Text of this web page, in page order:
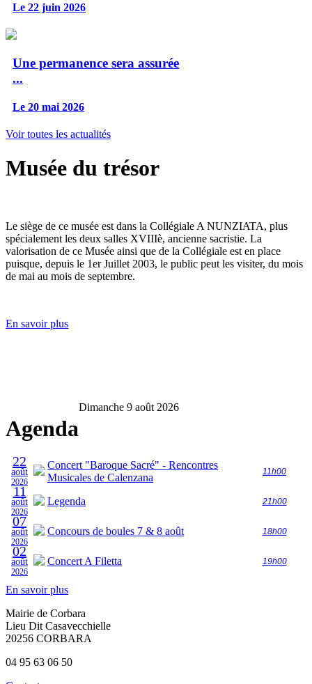
Le 22 juin 2026
Une permanence sera assurée
...
Le 20 mai 2026
Voir toutes les actualités
Musée du trésor
Le siège de ce musée est dans la Collégiale A NUNZIATA, plus
spécialement les deux salles XVIIIè, ancienne sacristie. La
valorisation de ce Musée ainsi que de la Collégiale est en place
puisque, depuis le 1er Juillet 2003, le public peut les visiter, du mois
de mai au mois de septembre.
En savoir plus
Agenda
Dimanche 9 août 2026
22
août
2026
Concert "Baroque Sacré" - Rencontres
Musicales de Calenzana
11h00
11
août
2026
Legenda 21h00
07
août
2026
Concours de boules 7 & 8 août 18h00
02
août
2026
Concert A Filetta 19h00
En savoir plus
Mairie de Corbara
Lieu Dit Casavecchielle
20256 CORBARA
04 95 63 06 50